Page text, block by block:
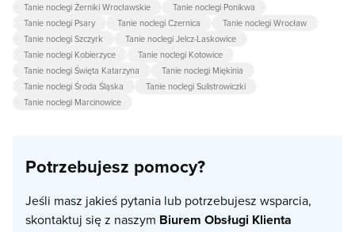
Tanie noclegi Żerniki Wrocławskie
Tanie noclegi Ponikwa
Tanie noclegi Psary
Tanie noclegi Czernica
Tanie noclegi Wrocław
Tanie noclegi Szczyrk
Tanie noclegi Jelcz-Laskowice
Tanie noclegi Kobierzyce
Tanie noclegi Kotowice
Tanie noclegi Święta Katarzyna
Tanie noclegi Miękinia
Tanie noclegi Środa Śląska
Tanie noclegi Sulistrowiczki
Tanie noclegi Marcinowice
Potrzebujesz pomocy?
Jeśli masz jakieś pytania lub potrzebujesz wsparcia,
skontaktuj się z naszym Biurem Obsługi Klienta